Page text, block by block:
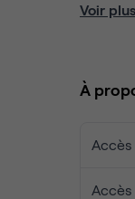
Les
Accès
Ce
Grâce
Voir plus
À